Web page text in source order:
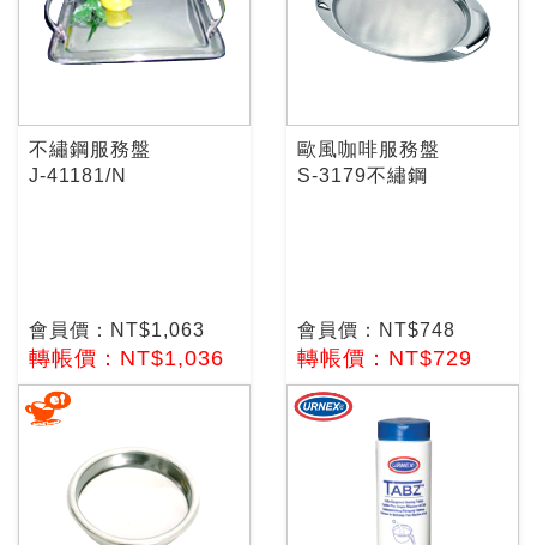
不繡鋼服務盤
J-41181/N
會員價：NT$1,063
轉帳價：NT$1,036
歐風咖啡服務盤
S-3179不繡鋼
會員價：NT$748
轉帳價：NT$729